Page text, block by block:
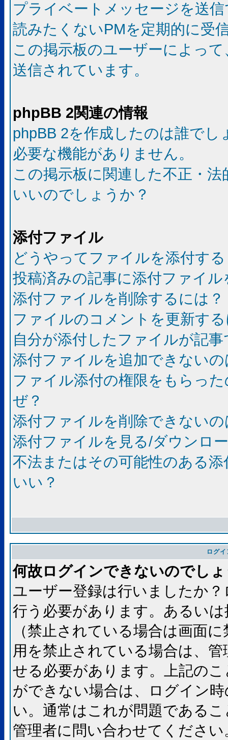
プライベートメッセージを送
読みたくないPMを定期的に受
この掲示板のユーザーによっ
送信されています。
phpBB 2関連の情報
phpBB 2を作成したのは誰でし
必要な機能がありません。
この掲示板に関連した不正・
いいのでしょうか？
添付ファイル
どうやってファイルを添付す
投稿済みの記事に添付ファイ
添付ファイルを削除するには？
ファイルのコメントを更新す
自分が添付したファイルが記
添付ファイルを追加できない
ファイル添付の権限をもらっ
ぜ？
添付ファイルを削除できない
添付ファイルを見る/ダウンロ
不法またはその可能性のある
いい？
ログ
何故ログインできないのでし
ユーザー登録は行いましたか
行う必要があります。あるい
（禁止されている場合は画面
用を禁止されている場合は、
せる必要があります。上記の
ができない場合は、ログイン
い。通常はこれが問題である
管理者に問い合わせてください